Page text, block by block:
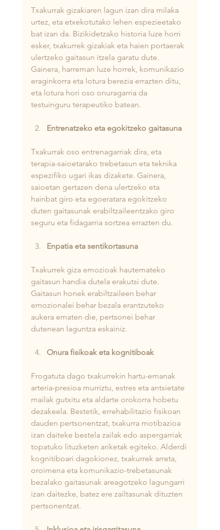
Txakurrak gizakiaren lagun izan dira milaka
urtez, eta etxekotutako lehen espezieetako
bat izan da. Bizikidetzako historia luze horri
esker, txakurrek gizakiak eta haien portaerak
ulertzeko gaitasun itzela garatu dute.
Gainera, harreman luze horrek, komunikazio
eraginkorra eta lotura berezia errazten ditu,
eta lotura hori oso onuragarria da
testuinguru terapeutiko batean.
Entrenatzeko eta egokitzeko gaitasuna
Txakurrak oso entrenagarriak dira, eta
terapia-saioetarako trebetasun eta teknika
espezifiko ugari ikas dizakete. Gainera,
saioetan gertazen dena ulertzeko eta
hainbat giro eta egoeratara egokitzeko
duten gaitasunak erabiltzaileentzako giro
seguru eta fidagarria sortzea errazten du.
Enpatia eta sentikortasuna
Txakurrek giza emozioak hautemateko
gaitasun handia dutela erakutsi dute.
Gaitasun honek erabiltzaileen behar
emozionalei behar bezala erantzuteko
aukera ematen die, pertsonei behar
dutenean laguntza eskainiz.
Onura fisikoak eta kognitiboak
Frogatuta dago txakurrekin hartu-emanak
arteria-presioa murriztu, estres eta antsietate
mailak gutxitu eta aldarte orokorra hobetu
dezakeela. Bestetik, errehabilitazio fisikoan
dauden pertsonentzat, txakurra motibazioa
izan daiteke bestela zailak edo aspergarriak
topatuko lituzketen ariketak egiteko. Alderdi
kognitiboari dagokionez, txakurrek arreta,
oroimena eta komunikazio-trebetasunak
bezalako gaitasunak areagotzeko lagungarri
izan daitezke, batez ere zailtasunak dituzten
pertsonentzat.